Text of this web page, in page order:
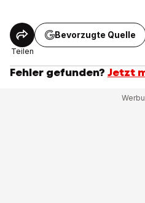
Teilen
Bevorzugte Quelle
Fehler gefunden? Jetzt